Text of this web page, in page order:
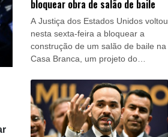
bloquear obra de salão de baile
A Justiça dos Estados Unidos voltou
nesta sexta-feira a bloquear a
construção de um salão de baile na
Casa Branca, um projeto do
respondeu que levará o caso à
Suprema Corte.